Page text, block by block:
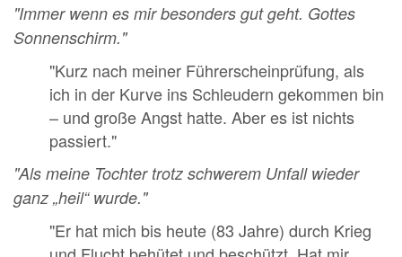
"Immer wenn es mir besonders gut geht. Gottes
Sonnenschirm."
"Kurz nach meiner Führerscheinprüfung, als
ich in der Kurve ins Schleudern gekommen bin
– und große Angst hatte. Aber es ist nichts
passiert."
"Als meine Tochter trotz schwerem Unfall wieder
ganz „heil“ wurde."
"Er hat mich bis heute (83 Jahre) durch Krieg